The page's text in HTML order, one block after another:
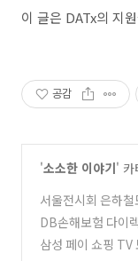
이 글은 DATx의 지
공감
'소소한 이야기' 카
서울전시회 은하
하고 입장권 받자
(2)
DB손해보험 다이
엑스 아쿠아리움
삼성 페이 쇼핑 TV